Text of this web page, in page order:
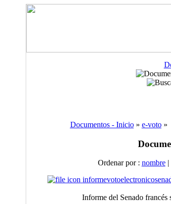
Documentos - Inicio» e-voto»
Ordenar por : nombre|
Informe del Senado